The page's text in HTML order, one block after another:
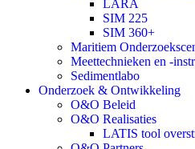
LARA
SIM 225
SIM 360+
Maritiem
Meettechnieken en -
Sedimentlabo
Onderzoek & Ontwikkeling
O&O Beleid
O&O Realisaties
LATIS tool